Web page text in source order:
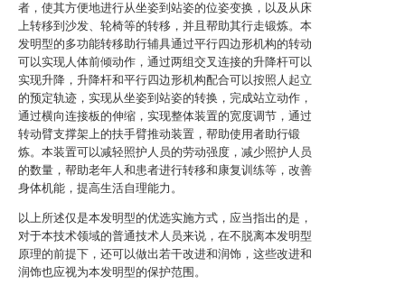
者，使其方便地进行从坐姿到站姿的位姿变换，以及从床
上转移到沙发、轮椅等的转移，并且帮助其行走锻炼。本
发明型的多功能转移助行辅具通过平行四边形机构的转动
可以实现人体前倾动作，通过两组交叉连接的升降杆可以
实现升降，升降杆和平行四边形机构配合可以按照人起立
的预定轨迹，实现从坐姿到站姿的转换，完成站立动作，
通过横向连接板的伸缩，实现整体装置的宽度调节，通过
转动臂支撑架上的扶手臂推动装置，帮助使用者助行锻
炼。本装置可以减轻照护人员的劳动强度，减少照护人员
的数量，帮助老年人和患者进行转移和康复训练等，改善
身体机能，提高生活自理能力。
以上所述仅是本发明型的优选实施方式，应当指出的是，
对于本技术领域的普通技术人员来说，在不脱离本发明型
原理的前提下，还可以做出若干改进和润饰，这些改进和
润饰也应视为本发明型的保护范围。